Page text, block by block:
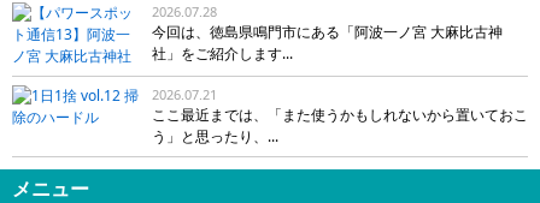
2026.07.28
今回は、徳島県鳴門市にある「阿波一ノ宮 大麻比古神
社」をご紹介します...
2026.07.21
ここ最近までは、「また使うかもしれないから置いておこ
う」と思ったり、...
メニュー